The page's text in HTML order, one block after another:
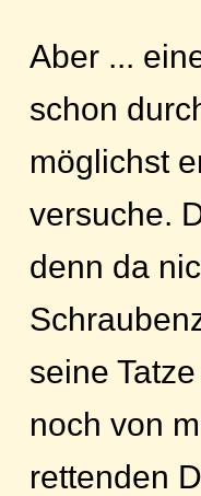
Aber ...
schon
möglichst
versuche.
denn da
seine
noch von
rettenden